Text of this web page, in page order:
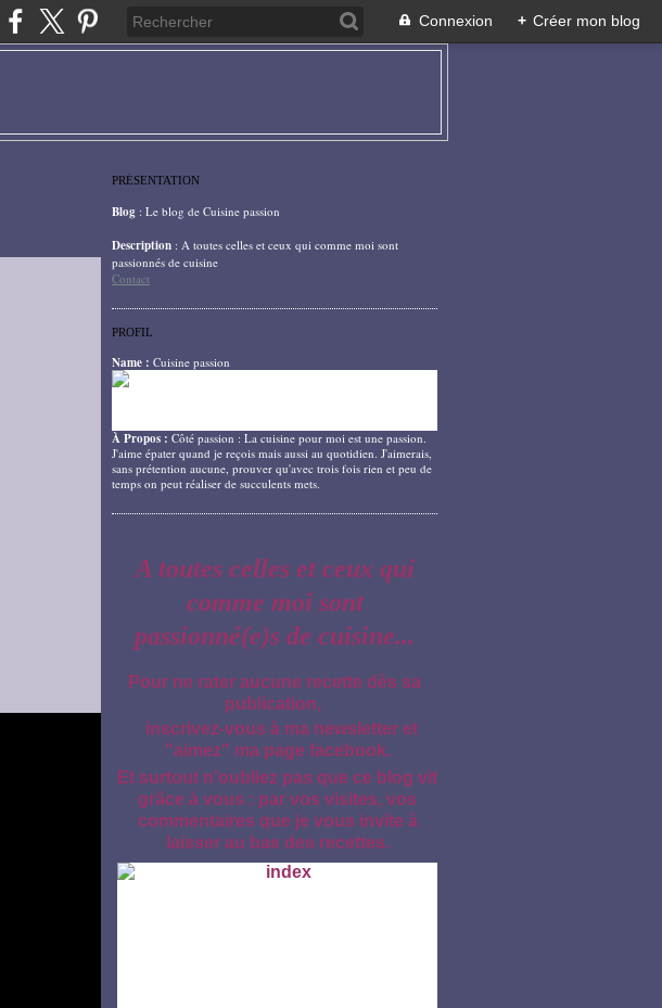
Connexion + Créer mon blog
PRÉSENTATION
Blog : Le blog de Cuisine passion
Description : A toutes celles et ceux qui comme moi sont
passionnés de cuisine
Contact
PROFIL
Name : Cuisine passion
À Propos : Côté passion : La cuisine pour moi est une passion.
J'aime épater quand je reçois mais aussi au quotidien. J'aimerais,
sans prétention aucune, prouver qu'avec trois fois rien et peu de
temps on peut réaliser de succulents mets.
A toutes celles et ceux qui
comme moi sont
passionné(e)s de cuisine...
Pour ne rater aucune recette dès sa
publication,
inscrivez-vous à ma newsletter et
"aimez" ma page facebook.
Et surtout n'oubliez pas que ce blog vit
grâce à vous : par vos visites, vos
commentaires que je vous invite à
laisser au bas des recettes.